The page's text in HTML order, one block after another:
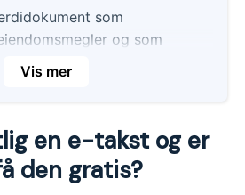
som
og som
Den følger en
låneformål.
gjør en grundig
boligen og området
som beliggenhet
Vis mer
en e-takst og er
den gratis?